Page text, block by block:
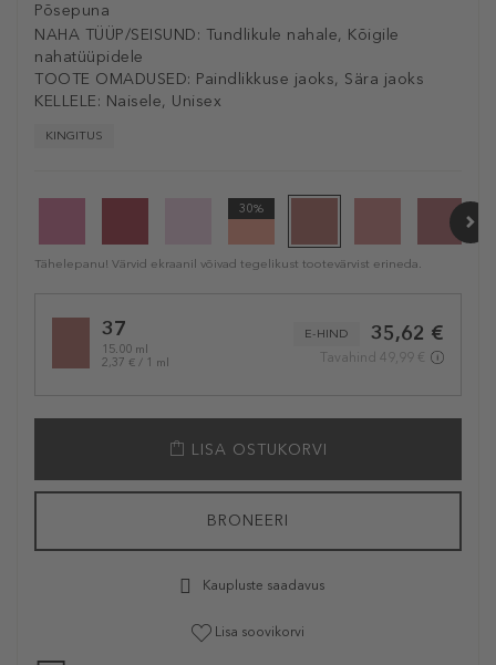
Põsepuna
NAHA TÜÜP/SEISUND: Tundlikule nahale, Kõigile
nahatüüpidele
TOOTE OMADUSED: Paindlikkuse jaoks, Sära jaoks
KELLELE: Naisele, Unisex
KINGITUS
tagasisidest
30%
Tähelepanu! Värvid ekraanil võivad tegelikust tootevärvist erineda.
variation37
15.00 ml
2,37 € / 1 ml
35,62 €
E-HIND
Tavahind 49,99 €
LISA OSTUKORVI
BRONEERI
Kaupluste saadavus
Lisa soovikorvi